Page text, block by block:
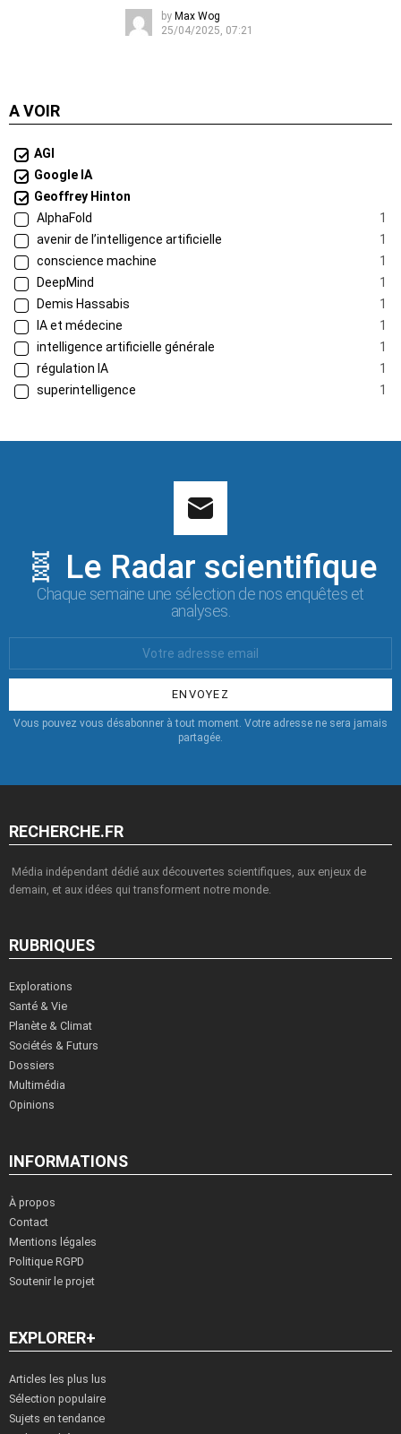
by Max Wog
25/04/2025, 07:21
A VOIR
AGI
Google IA
Geoffrey Hinton
AlphaFold
1
avenir de l’intelligence artificielle
1
conscience machine
1
DeepMind
1
Demis Hassabis
1
IA et médecine
1
intelligence artificielle générale
1
régulation IA
1
superintelligence
1
🧬 Le Radar scientifique
Chaque semaine une sélection de nos enquêtes et
analyses.
:
Vous pouvez vous désabonner à tout moment. Votre adresse ne sera jamais
partagée.
RECHERCHE.FR
Média indépendant dédié aux découvertes scientifiques, aux enjeux de
demain, et aux idées qui transforment notre monde.
RUBRIQUES
Explorations
Santé & Vie
Planète & Climat
Sociétés & Futurs
Dossiers
Multimédia
Opinions
INFORMATIONS
À propos
Contact
Mentions légales
Politique RGPD
Soutenir le projet
EXPLORER+
Articles les plus lus
Sélection populaire
Sujets en tendance